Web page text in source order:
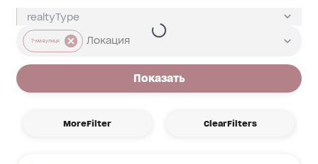
7-ма вулиця
Показать
MoreFilter ClearFilters